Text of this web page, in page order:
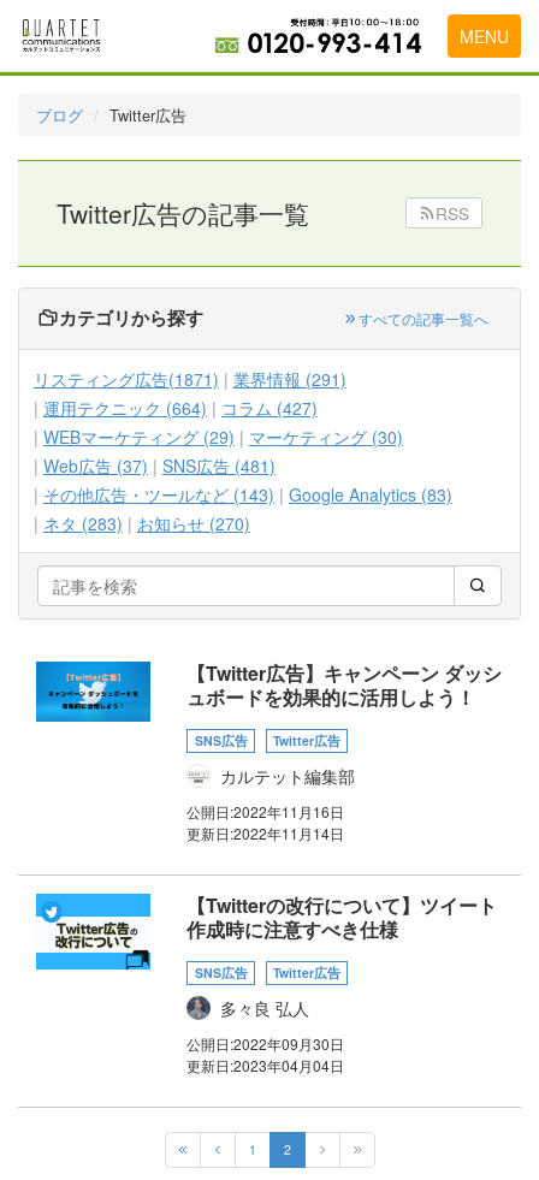
MENU
代理店の乗り換えをお考えの方
広告代理店・HP制作会社様へ
お申し込みから運用開始までの流れ
会社概要
お問い合わせ
ブログ Twitter広告
Twitter広告の記事一覧 RSS
カテゴリから探す すべての記事一覧へ
リスティング広告(1871)
業界情報 (291)
運用テクニック (664)
コラム (427)
WEBマーケティング (29)
マーケティング (30)
Web広告 (37)
SNS広告 (481)
その他広告・ツールなど (143)
Google Analytics (83)
ネタ (283)
お知らせ (270)
【Twitter広告】キャンペーン ダッシ
ュボードを効果的に活用しよう！
SNS広告 Twitter広告
カルテット編集部
公開日:2022年11月16日
更新日:2022年11月14日
【Twitterの改行について】ツイート
作成時に注意すべき仕様
SNS広告 Twitter広告
多々良 弘人
公開日:2022年09月30日
更新日:2023年04月04日
1 2